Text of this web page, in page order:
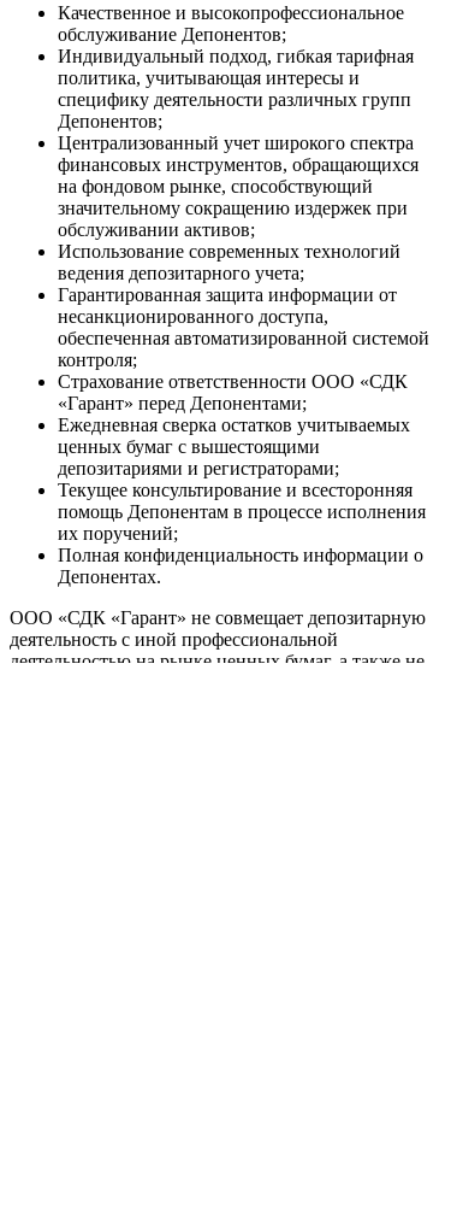
Качественное и высокопрофессиональное
обслуживание Депонентов;
Индивидуальный подход, гибкая тарифная
политика, учитывающая интересы и
специфику деятельности различных групп
Депонентов;
Централизованный учет широкого спектра
финансовых инструментов, обращающихся
на фондовом рынке, способствующий
значительному сокращению издержек при
обслуживании активов;
Использование современных технологий
ведения депозитарного учета;
Гарантированная защита информации от
несанкционированного доступа,
обеспеченная автоматизированной системой
контроля;
Страхование ответственности ООО «СДК
«Гарант» перед Депонентами;
Ежедневная сверка остатков учитываемых
ценных бумаг с вышестоящими
депозитариями и регистраторами;
Текущее консультирование и всесторонняя
помощь Депонентам в процессе исполнения
их поручений;
Полная конфиденциальность информации о
Депонентах.
ООО «СДК «Гарант» не совмещает депозитарную
деятельность с иной профессиональной
деятельностью на рынке ценных бумаг, а также не